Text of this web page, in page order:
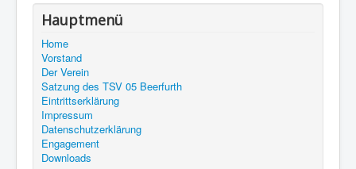
Hauptmenü
Home
Vorstand
Der Verein
Satzung des TSV 05 Beerfurth
Eintrittserklärung
Impressum
Datenschutzerklärung
Engagement
Downloads